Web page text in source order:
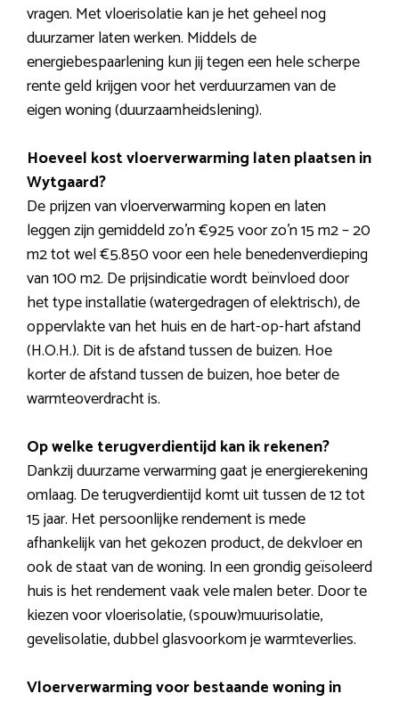
vragen. Met vloerisolatie kan je het geheel nog
duurzamer laten werken. Middels de
energiebespaarlening kun jij tegen een hele scherpe
rente geld krijgen voor het verduurzamen van de
eigen woning (duurzaamheidslening).
Hoeveel kost vloerverwarming laten plaatsen in
Wytgaard?
De prijzen van vloerverwarming kopen en laten
leggen zijn gemiddeld zo’n €925 voor zo’n 15 m2 – 20
m2 tot wel €5.850 voor een hele benedenverdieping
van 100 m2. De prijsindicatie wordt beïnvloed door
het type installatie (watergedragen of elektrisch), de
oppervlakte van het huis en de hart-op-hart afstand
(H.O.H.). Dit is de afstand tussen de buizen. Hoe
korter de afstand tussen de buizen, hoe beter de
warmteoverdracht is.
Op welke terugverdientijd kan ik rekenen?
Dankzij duurzame verwarming gaat je energierekening
omlaag. De terugverdientijd komt uit tussen de 12 tot
15 jaar. Het persoonlijke rendement is mede
afhankelijk van het gekozen product, de dekvloer en
ook de staat van de woning. In een grondig geïsoleerd
huis is het rendement vaak vele malen beter. Door te
kiezen voor vloerisolatie, (spouw)muurisolatie,
gevelisolatie, dubbel glasvoorkom je warmteverlies.
Vloerverwarming voor bestaande woning in